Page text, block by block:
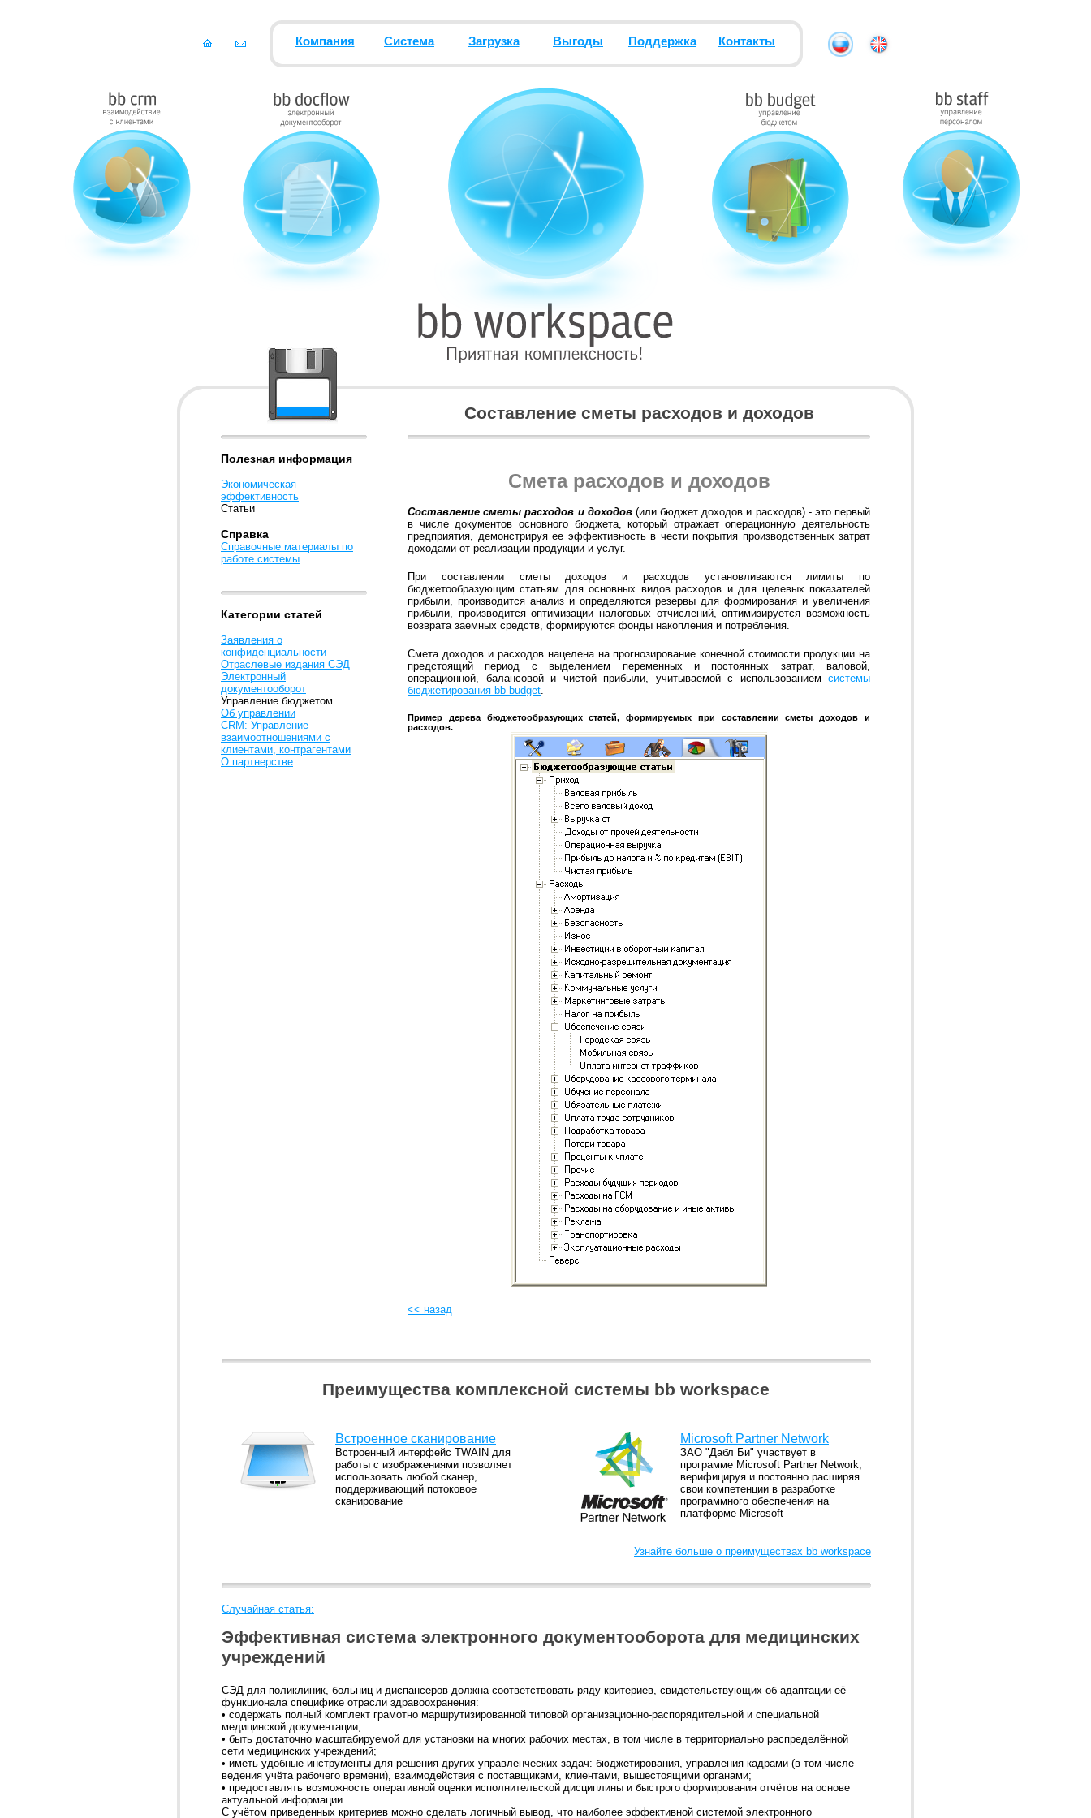
Компания Система Загрузка Выгоды Поддержка Контакты
Полезная информация
Экономическая
эффективность
Статьи
Справка
Справочные материалы по
работе системы
Категории статей
Заявления о
конфиденциальности
Отраслевые издания СЭД
Электронный
документооборот
Управление бюджетом
Об управлении
CRM: Управление
взаимоотношениями с
клиентами, контрагентами
О партнерстве
Составление сметы расходов и доходов
Смета расходов и доходов
Составление сметы расходов и доходов (или бюджет доходов и расходов) - это первый
в числе документов основного бюджета, который отражает операционную деятельность
предприятия, демонстрируя ее эффективность в чести покрытия производственных затрат
доходами от реализации продукции и услуг.
При составлении сметы доходов и расходов установливаются лимиты по
бюджетообразующим статьям для основных видов расходов и для целевых показателей
прибыли, производится анализ и определяются резервы для формирования и увеличения
прибыли, производится оптимизации налоговых отчислений, оптимизируется возможность
возврата заемных средств, формируются фонды накопления и потребления.
Смета доходов и расходов нацелена на прогнозирование конечной стоимости продукции на
предстоящий период с выделением переменных и постоянных затрат, валовой,
операционной, балансовой и чистой прибыли, учитываемой с использованием системы
бюджетирования bb budget.
Пример дерева бюджетообразующих статей, формируемых при составлении сметы доходов и
расходов.
<< назад
Преимущества комплексной системы bb workspace
Встроенное сканирование
Встроенный интерфейс TWAIN для
работы с изображениями позволяет
использовать любой сканер,
поддерживающий потоковое
сканирование
Microsoft Partner Network
ЗАО "Дабл Би" участвует в
программе Microsoft Partner Network,
верифицируя и постоянно расширяя
свои компетенции в разработке
программного обеспечения на
платформе Microsoft
Узнайте больше о преимуществах bb workspace
Случайная статья:
Эффективная система электронного документооборота для медицинских
учреждений
СЭД для поликлиник, больниц и диспансеров должна соответствовать ряду критериев, свидетельствующих об адаптации её
функционала специфике отрасли здравоохранения:
• содержать полный комплект грамотно маршрутизированной типовой организационно-распорядительной и специальной
медицинской документации;
• быть достаточно масштабируемой для установки на многих рабочих местах, в том числе в территориально распределённой
сети медицинских учреждений;
• иметь удобные инструменты для решения других управленческих задач: бюджетирования, управления кадрами (в том числе
ведения учёта рабочего времени), взаимодействия с поставщиками, клиентами, вышестоящими органами;
• предоставлять возможность оперативной оценки исполнительской дисциплины и быстрого формирования отчётов на основе
актуальной информации.
С учётом приведенных критериев можно сделать логичный вывод, что наиболее эффективной системой электронного